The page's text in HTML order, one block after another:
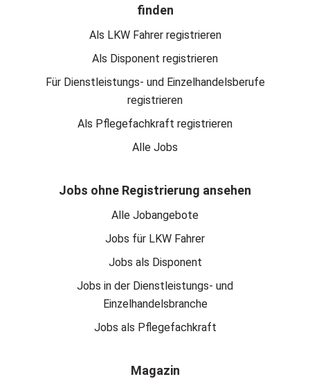
finden
Als LKW Fahrer registrieren
Als Disponent registrieren
Für Dienstleistungs- und Einzelhandelsberufe
registrieren
Als Pflegefachkraft registrieren
Alle Jobs
Jobs ohne Registrierung ansehen
Alle Jobangebote
Jobs für LKW Fahrer
Jobs als Disponent
Jobs in der Dienstleistungs- und
Einzelhandelsbranche
Jobs als Pflegefachkraft
Magazin